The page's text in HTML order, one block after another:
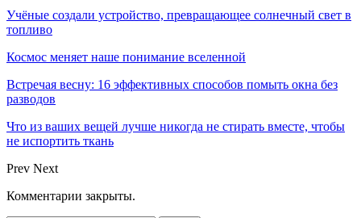
Учёные создали устройство, превращающее солнечный свет в
топливо
Космос меняет наше понимание вселенной
Встречая весну: 16 эффективных способов помыть окна без
разводов
Что из ваших вещей лучше никогда не стирать вместе, чтобы
не испортить ткань
Prev Next
Комментарии закрыты.